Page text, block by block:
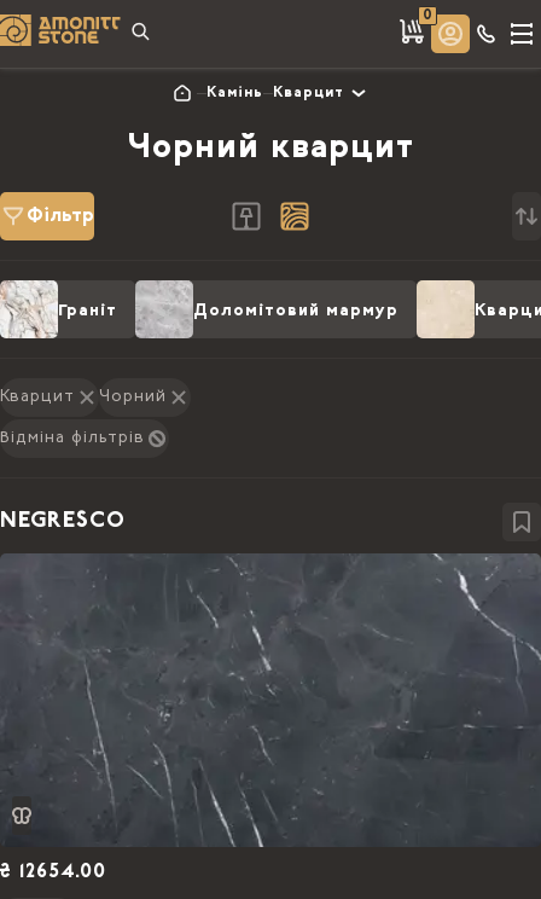
0
Камінь Кварцит
Чорний кварцит
Фільтр
Граніт Доломітовий мармур
Кварцит Чорний
Відміна фільтрів
NEGRESCO
₴ 12654.00